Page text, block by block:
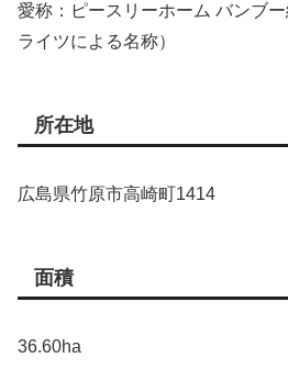
愛称：ピースリーホーム バンブ
ライツによる名称）
所在地
広島県竹原市高崎町1414
面積
36.60ha